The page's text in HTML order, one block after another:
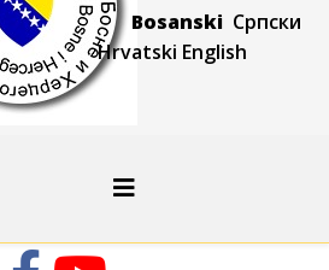
Bosanski Српски
Hrvatski English